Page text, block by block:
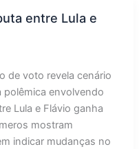
entre Lula e
de voto revela cenário
polêmica envolvendo
Lula e Flávio ganha
mostram
indicar mudanças no